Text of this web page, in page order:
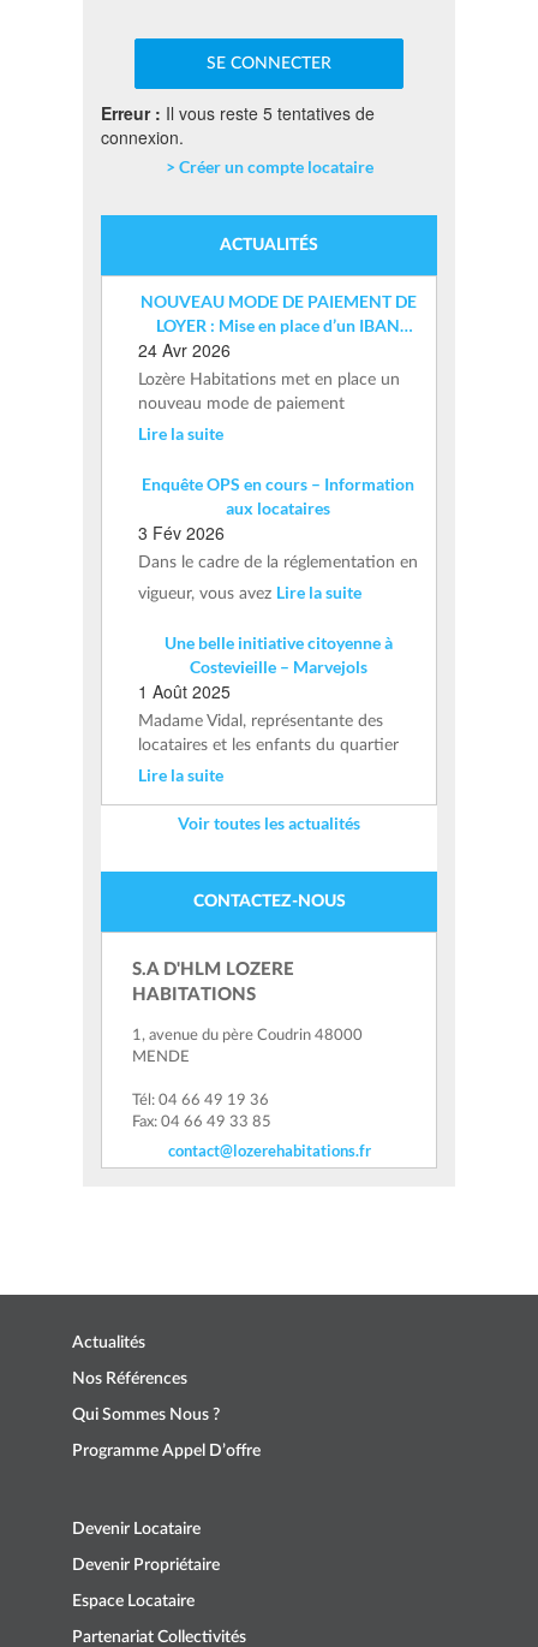
Erreur : Il vous reste 5 tentatives de
connexion.
> Créer un compte locataire
ACTUALITÉS
NOUVEAU MODE DE PAIEMENT DE
LOYER : Mise en place d’un IBAN
24 Avr 2026
Lozère Habitations met en place un
nouveau mode de paiement
Lire la suite
Enquête OPS en cours – Information
aux locataires
3 Fév 2026
Dans le cadre de la réglementation en
vigueur, vous avez Lire la suite
Une belle initiative citoyenne à
Costevieille – Marvejols
1 Août 2025
Madame Vidal, représentante des
locataires et les enfants du quartier
Lire la suite
Voir toutes les actualités
CONTACTEZ-NOUS
S.A D'HLM LOZERE
HABITATIONS
1, avenue du père Coudrin 48000
MENDE
Tél: 04 66 49 19 36
Fax: 04 66 49 33 85
contact@lozerehabitations.fr
Actualités
Nos Références
Qui Sommes Nous ?
Programme Appel D’offre
Devenir Locataire
Devenir Propriétaire
Espace Locataire
Partenariat Collectivités